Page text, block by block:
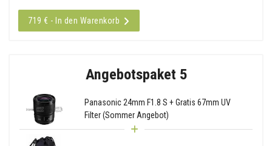
719 € - In den Warenkorb
Angebotspaket 5
Panasonic 24mm F1.8 S + Gratis 67mm UV
Filter (Sommer Angebot)